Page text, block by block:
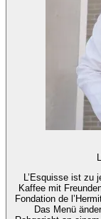
L’Esquisse ist zu
Kaffee mit
Fondation de
Das Menü